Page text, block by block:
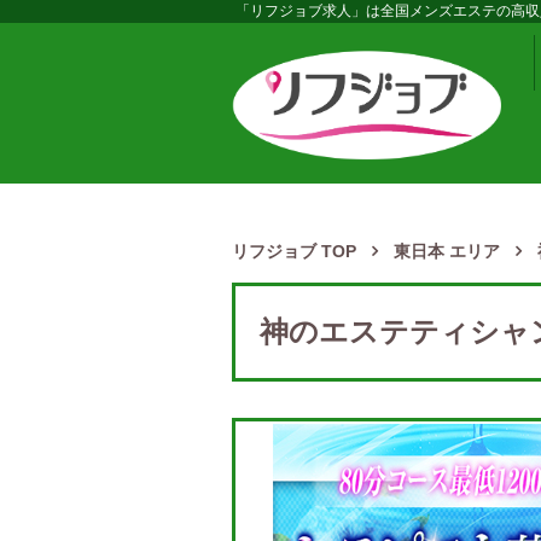
「リフジョブ求人」は全国メンズエステの高
リフジョブ TOP 東日本 エリア
神のエステティシャ